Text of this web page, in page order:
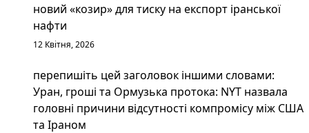
новий «козир» для тиску на експорт іранської
нафти
12 Квітня, 2026
перепишіть цей заголовок іншими словами:
Уран, гроші та Ормузька протока: NYT назвала
головні причини відсутності компромісу між США
та Іраном